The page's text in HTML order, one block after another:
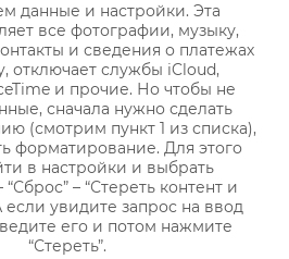
данные и настройки. Эта
все фотографии, музыку,
и сведения о платежах
отключает службы iCloud,
и прочие. Но чтобы не
сначала нужно сделать
(смотрим пункт 1 из списка),
форматирование. Для этого
в настройки и выбрать
– “Стереть контент и
если увидите запрос на ввод
его и потом нажмите
“Стереть”.